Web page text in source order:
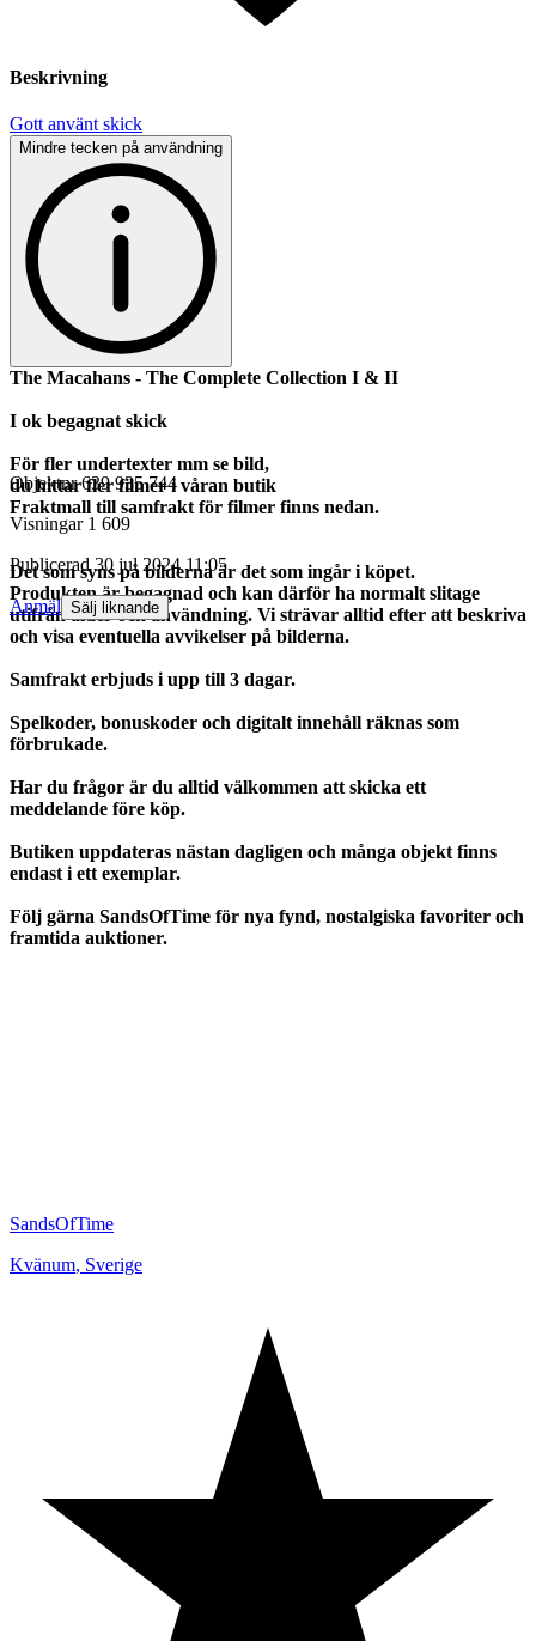
Beskrivning
Gott använt skick
Mindre tecken på användning
The Macahans - The Complete Collection I & II
I ok begagnat skick
För fler undertexter mm se bild,
du hittar fler filmer i våran butik
Fraktmall till samfrakt för filmer finns nedan.
Det som syns på bilderna är det som ingår i köpet.
Produkten är begagnad och kan därför ha normalt slitage
utifrån ålder och användning. Vi strävar alltid efter att beskriva
och visa eventuella avvikelser på bilderna.
Samfrakt erbjuds i upp till 3 dagar.
Spelkoder, bonuskoder och digitalt innehåll räknas som
förbrukade.
Har du frågor är du alltid välkommen att skicka ett
meddelande före köp.
Butiken uppdateras nästan dagligen och många objekt finns
endast i ett exemplar.
Följ gärna SandsOfTime för nya fynd, nostalgiska favoriter och
framtida auktioner.
Objektnr 639 935 744
Visningar 1 609
Publicerad 30 jul 2024 11:05
Anmäl Sälj liknande
SandsOfTime
Kvänum, Sverige